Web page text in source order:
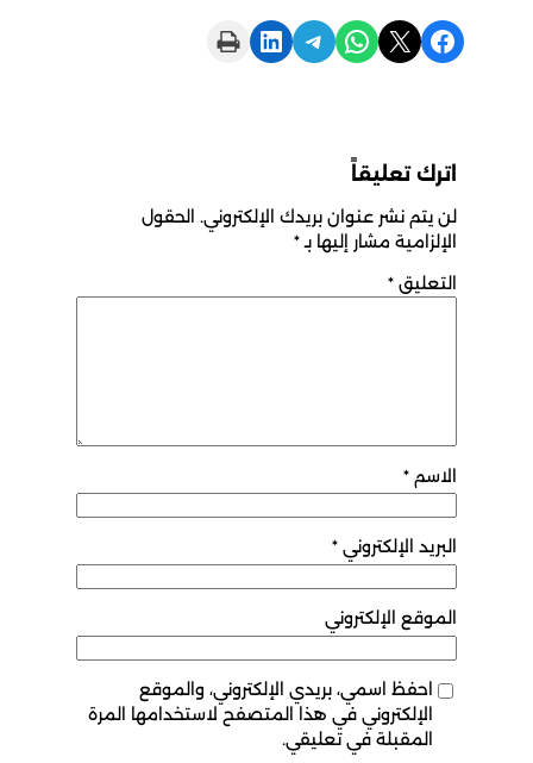
Share on Facebook
Share on X
Share on WhatsApp
Share on Telegram
Share on LinkedIn
Print this Page
اترك تعليقاً
لن يتم نشر عنوان بريدك الإلكتروني. الحقول
الإلزامية مشار إليها بـ*
التعليق *
الاسم *
البريد الإلكتروني *
الموقع الإلكتروني
احفظ اسمي، بريدي الإلكتروني، والموقع
الإلكتروني في هذا المتصفح لاستخدامها المرة
المقبلة في تعليقي.